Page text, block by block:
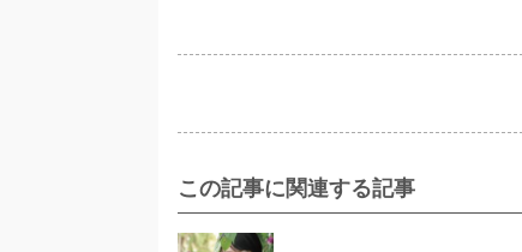
この記事に関連する記事